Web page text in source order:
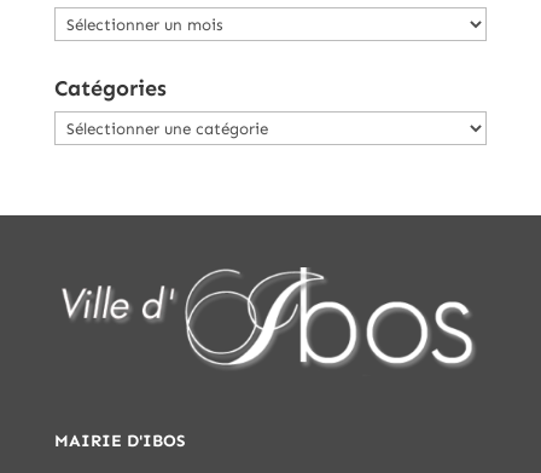
Archives
Catégories
Catégories
MAIRIE D'IBOS